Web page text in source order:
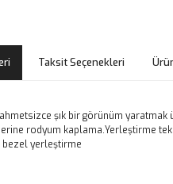
Taksit Seçenekleri
şık bir görünüm yaratmak
rodyum kaplama.Yerleştirme
yerleştirme